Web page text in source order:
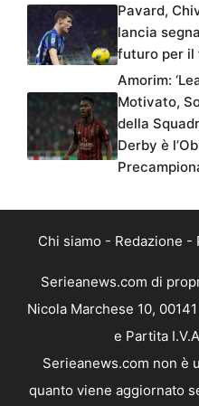
Pavard,
lancia
futuro per il
Amorim:
Motivato,
della
Derby è
Chi siamo - Redazione -
Serieanews.com di
Nicola Marchese 10,
e Partita
Serieanews.com non è
quanto viene aggiornato